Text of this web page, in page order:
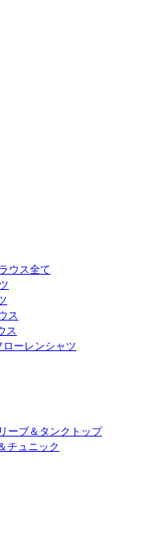
ウス全て
ス
ス
ローレンシャツ
ーブ＆タンクトップ
チュニック